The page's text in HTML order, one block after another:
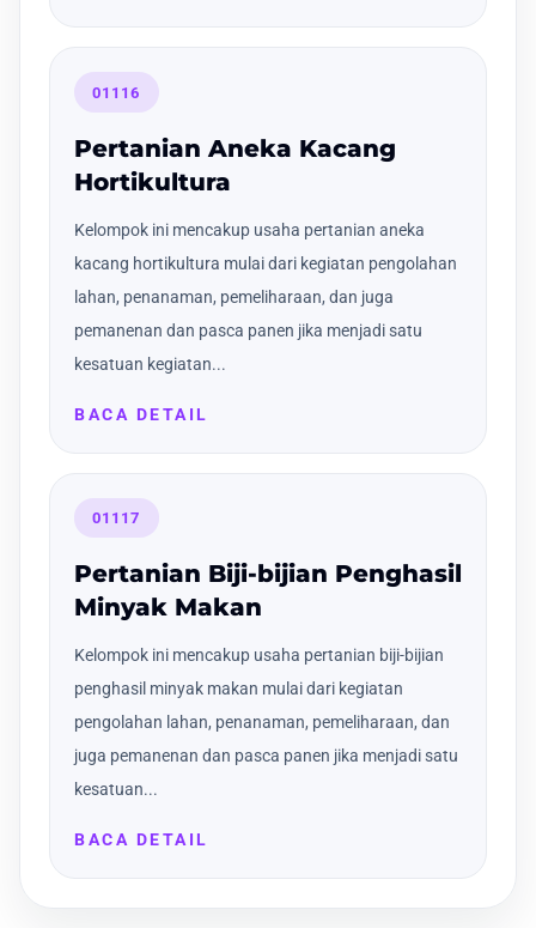
01116
Pertanian Aneka Kacang
Hortikultura
Kelompok ini mencakup usaha pertanian aneka
kacang hortikultura mulai dari kegiatan pengolahan
lahan, penanaman, pemeliharaan, dan juga
pemanenan dan pasca panen jika menjadi satu
kesatuan kegiatan...
BACA DETAIL
01117
Pertanian Biji-bijian Penghasil
Minyak Makan
Kelompok ini mencakup usaha pertanian biji-bijian
penghasil minyak makan mulai dari kegiatan
pengolahan lahan, penanaman, pemeliharaan, dan
juga pemanenan dan pasca panen jika menjadi satu
kesatuan...
BACA DETAIL